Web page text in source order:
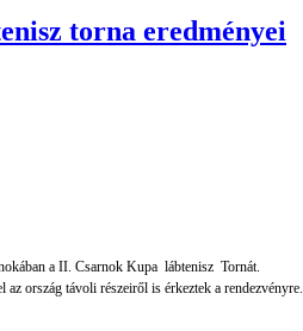
torna eredményei
a II. Csarnok Kupa lábtenisz Tornát.
ország távoli részeiről is érkeztek a rendezvényre.